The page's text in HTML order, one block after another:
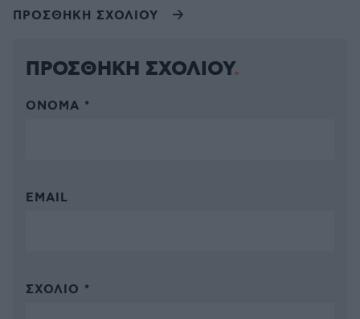
ΠΡΟΣΘΗΚΗ ΣΧΟΛΙΟΥ
ΠΡΟΣΘΗΚΗ ΣΧΟΛΙΟΥ
ΌΝΟΜΑ *
EMAIL
ΣΧΌΛΙΟ *